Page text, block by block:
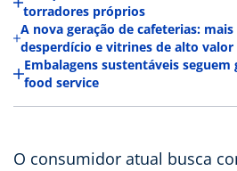
torradores próprios
A nova geração de cafeterias:
desperdício e vitrines de alto valor
Embalagens sustentáveis seguem
food service
O consumidor atual busca